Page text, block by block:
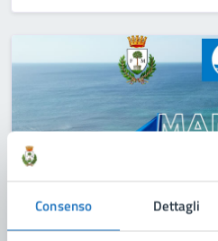
Consenso Dettagli